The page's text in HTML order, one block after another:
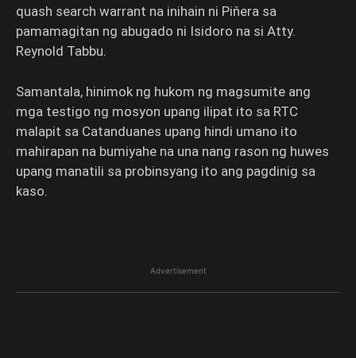
quash search warrant na inihain ni Piňera sa
pamamagitan ng abugado ni Isidoro na si Atty.
Reynold Tabbu.
Samantala, hinimok ng hukom ng magsumite ang
mga testigo ng mosyon upang ilipat ito sa RTC
malapit sa Catanduanes upang hindi umano ito
mahirapan na bumiyahe na una nang rason ng huwes
upang manatili sa probinsyang ito ang pagdinig sa
kaso.
Advertisement